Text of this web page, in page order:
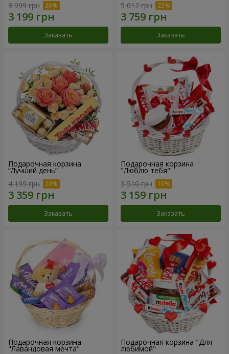
3 999 грн
Заказать
5 012 грн
Заказать
Подарочная корзина
“Лучший день”
4 199 грн
Заказать
Подарочная корзина
"Люблю тебя"
3 510 грн
Заказать
Подарочная корзина
"Лавандовая мечта"
Подарочная корзина "Для
любимой"